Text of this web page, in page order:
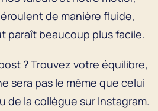
de manière fluide,
paraît beaucoup plus facile.
? Trouvez votre équilibre,
sera pas le même que celui
de la collègue sur Instagram.